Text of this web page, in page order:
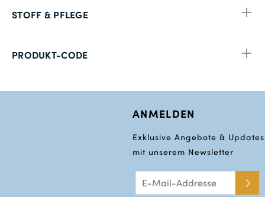
STOFF & PFLEGE
PRODUKT-CODE
ANMELDEN
Exklusive Angebote & Updates
mit unserem Newsletter